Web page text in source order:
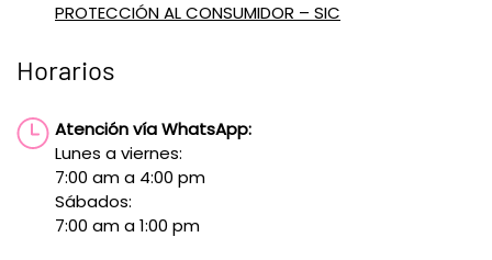
PROTECCIÓN AL CONSUMIDOR – SIC
Horarios
Atención vía WhatsApp:
Lunes a viernes:
7:00 am a 4:00 pm
Sábados:
7:00 am a 1:00 pm